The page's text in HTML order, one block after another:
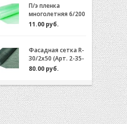
П/э пленка
многолетняя 6/200
(2-3 года) Зеленая/
Желтая за 1м.пог.
11.00 руб.
Фасадная сетка R-
30/2x50 (Арт. 2-35-
50)
80.00 руб.